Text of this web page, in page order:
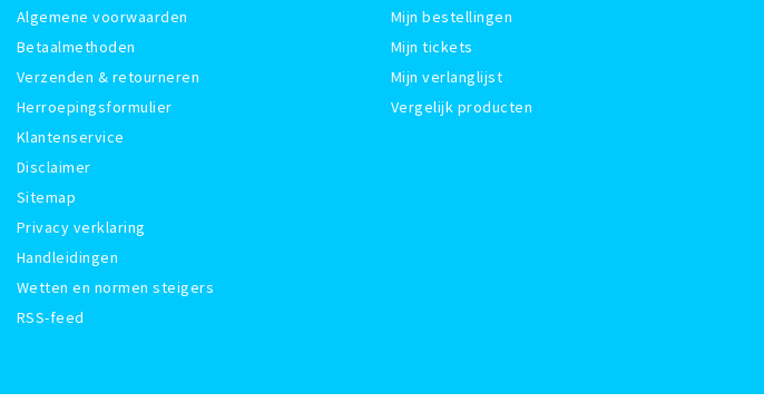
Algemene voorwaarden
Betaalmethoden
Verzenden & retourneren
Herroepingsformulier
Klantenservice
Disclaimer
Sitemap
Privacy verklaring
Handleidingen
Wetten en normen steigers
RSS-feed
Mijn bestellingen
Mijn tickets
Mijn verlanglijst
Vergelijk producten